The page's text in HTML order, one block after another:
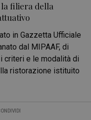
filiera della
in Gazzetta Ufficiale
dal MIPAAF, di
criteri e le modalità di
ristorazione istituito